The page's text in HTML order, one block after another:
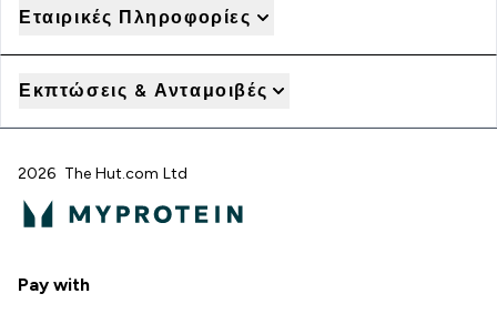
Εταιρικές Πληροφορίες
Εκπτώσεις & Ανταμοιβές
2026 The Hut.com Ltd
Pay with